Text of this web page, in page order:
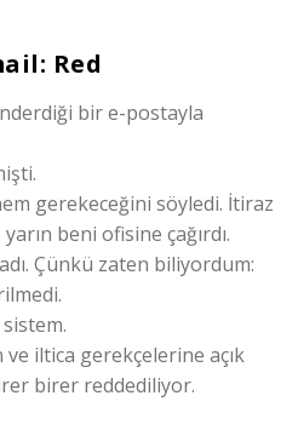
Red
bir e-postayla
gerekeceğini söyledi. İtiraz
beni ofisine çağırdı.
Çünkü zaten biliyordum:
iltica gerekçelerine açık
birer reddediliyor.